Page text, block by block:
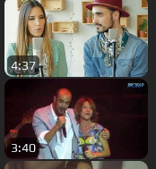
4:37
3:40